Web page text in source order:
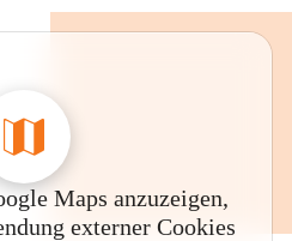
Maps anzuzeigen,
externer Cookies